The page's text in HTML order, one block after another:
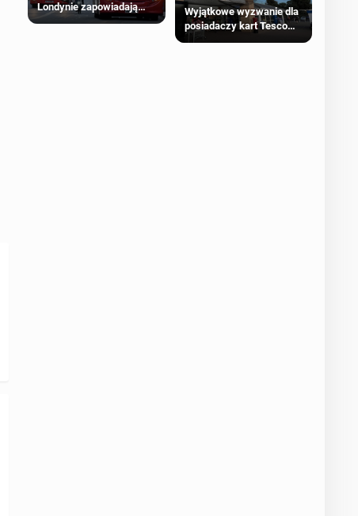
Londynie zapowiadają
strajki
Wyjątkowe wyzwanie dla
posiadaczy kart Tesco
Clubcard!